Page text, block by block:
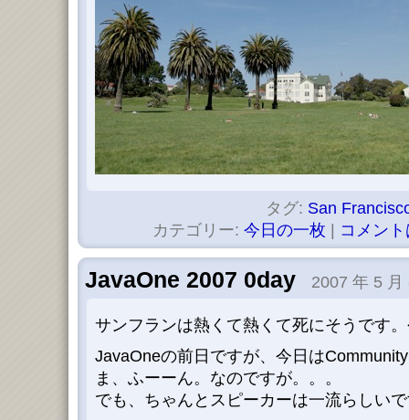
タグ: San
カテゴリー: 今日の一枚 コメン
JavaOne 2007 0day 2007 年 5 月
サンフランは熱くて熱くて死にそうです
JavaOneの前日ですが、今日は
ま、ふーーん。なのですが。。。
でも、ちゃんとスピーカーは一流らしい